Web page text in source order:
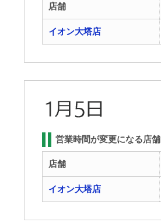
店舗
イオン大塔店
営業時間が変更になる店舗
店舗
イオン大塔店